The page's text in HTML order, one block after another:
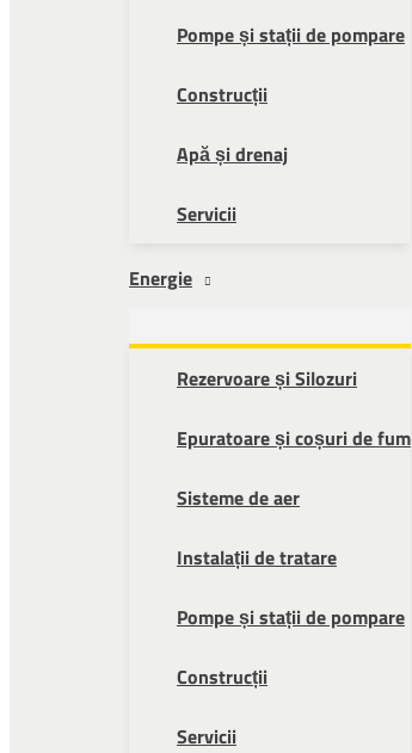
Pompe și stații de pompare
Construcții
Apă și drenaj
Servicii
Energie
Rezervoare și Silozuri
Epuratoare și coșuri de fum
Sisteme de aer
Instalații de tratare
Pompe și stații de pompare
Construcții
Servicii